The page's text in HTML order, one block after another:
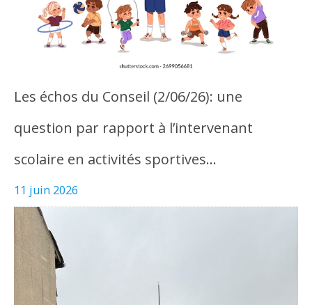
Les échos du Conseil (2/06/26): une
question par rapport à l’intervenant
scolaire en activités sportives…
11 juin 2026